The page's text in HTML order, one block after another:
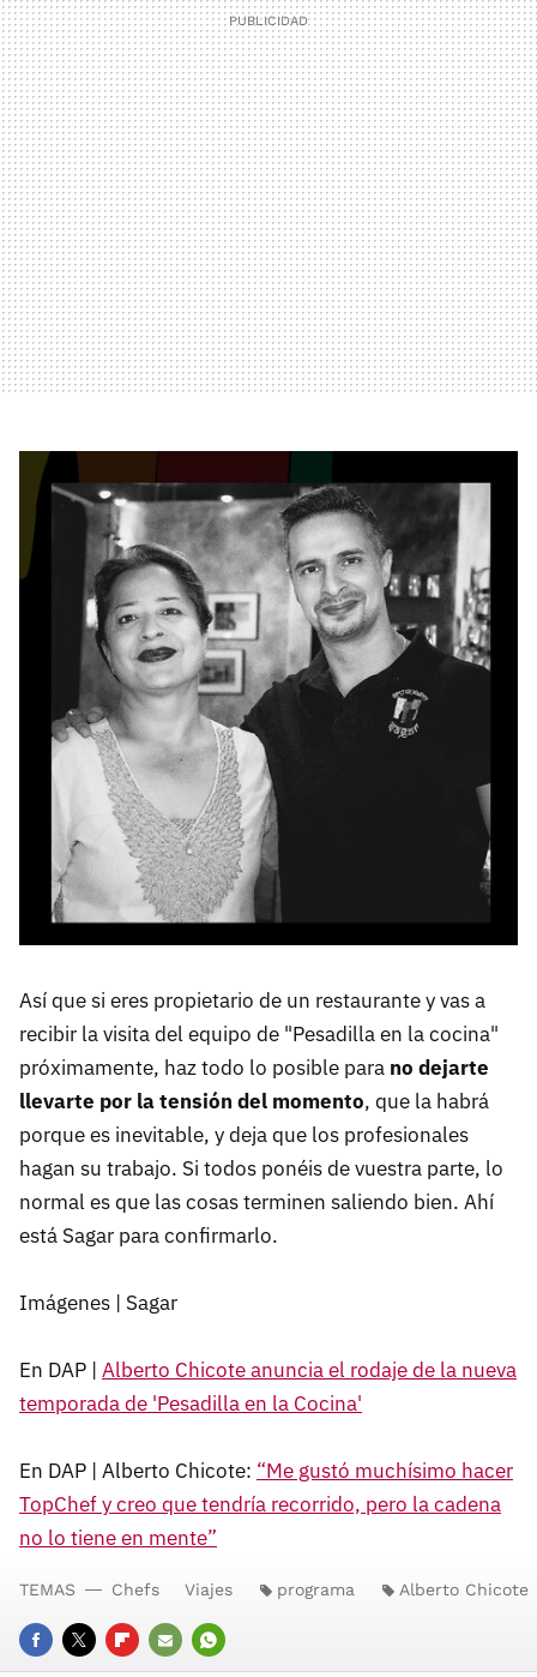
Así que si eres propietario de un restaurante y vas a
recibir la visita del equipo de "Pesadilla en la cocina"
próximamente, haz todo lo posible para no dejarte
llevarte por la tensión del momento, que la habrá
porque es inevitable, y deja que los profesionales
hagan su trabajo. Si todos ponéis de vuestra parte, lo
normal es que las cosas terminen saliendo bien. Ahí
está Sagar para confirmarlo.
Imágenes | Sagar
En DAP | Alberto Chicote anuncia el rodaje de la nueva
temporada de 'Pesadilla en la Cocina'
En DAP | Alberto Chicote: “Me gustó muchísimo hacer
TopChef y creo que tendría recorrido, pero la cadena
no lo tiene en mente”
FACEBOOK
TWITTERFLIPBOARD
E- WHATSAPP
TEMAS Chefs Viajes programa Alberto Chicote